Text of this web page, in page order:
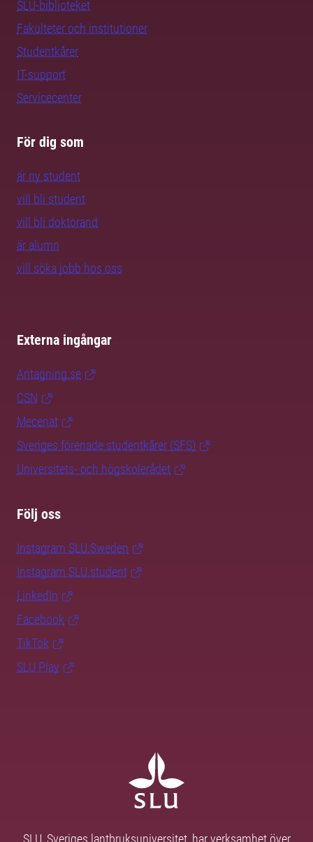
SLU-biblioteket
Fakulteter och institutioner
Studentkårer
IT-support
Servicecenter
För dig som
är ny student
vill bli student
vill bli doktorand
är alumn
vill söka jobb hos oss
Externa ingångar
Antagning.se
CSN
Mecenat
Sveriges förenade studentkårer (SFS)
Universitets- och högskolerådet
Följ oss
Instagram SLU.Sweden
Instagram SLU.student
LinkedIn
Facebook
TikTok
SLU Play
SLU, Sveriges lantbruksuniversitet, har verksamhet över